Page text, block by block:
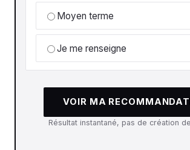
Moyen terme
Je me renseigne
VOIR MA
Résultat instantané, pas de création